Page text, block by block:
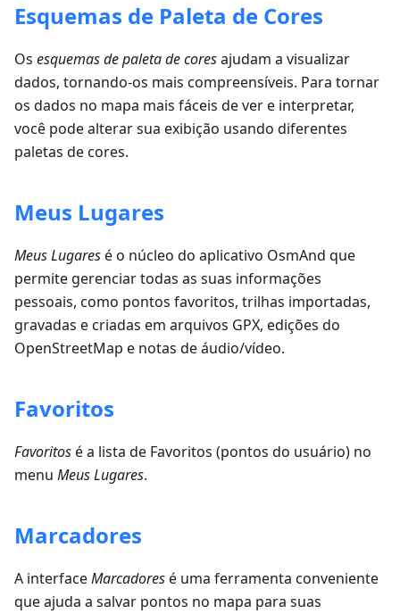
Esquemas de Paleta de Cores
Os esquemas de paleta de coresajudam a visualizar
dados, tornando-os mais compreensíveis. Para tornar
os dados no mapa mais fáceis de ver e interpretar,
você pode alterar sua exibição usando diferentes
paletas de cores.
Meus Lugares
Meus Lugaresé o núcleo do aplicativo OsmAnd que
permite gerenciar todas as suas informações
pessoais, como pontos favoritos, trilhas importadas,
gravadas e criadas em arquivos GPX, edições do
OpenStreetMap e notas de áudio/vídeo.
Favoritos
Favoritosé a lista de Favoritos (pontos do usuário) no
menu Meus Lugares.
Marcadores
A interfaceMarcadoresé uma ferramenta conveniente
que ajuda a salvar pontos no mapa para suas